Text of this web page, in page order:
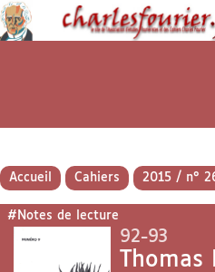
Accueil Cahiers 2015 / n°
#Notes de lecture
92-93